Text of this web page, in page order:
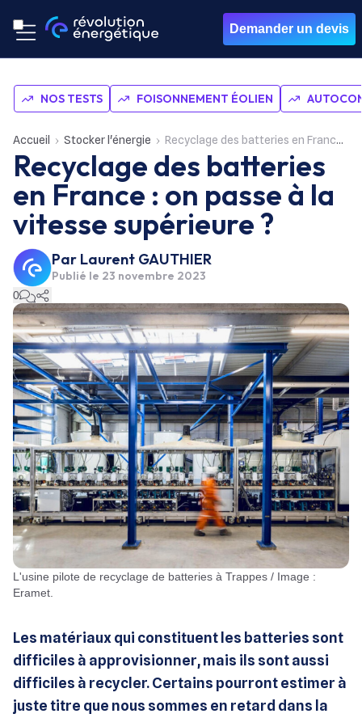
Demander un devis
NOS TESTS FOISONNEMENT ÉOLIEN
Accueil Stocker l'énergie Recyclage des batteries en France : on passe à la vitesse supérieure ?
Recyclage des batteries
en France : on passe à la
vitesse supérieure ?
Par Laurent GAUTHIER
Publié le 23 novembre 2023
0
L'usine pilote de recyclage de batteries à Trappes / Image :
Eramet.
Les matériaux qui constituent les batteries sont
difficiles à approvisionner, mais ils sont aussi
difficiles à recycler. Certains pourront estimer à
juste titre que nous sommes en retard dans la